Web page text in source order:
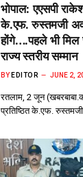
भोपाल: एएसपी
के.एफ. रुस्तमजी
होंगे….पहले भी मिल
राज्य स्तरीय सम्मान
BY EDITOR JUNE 2,
रतलाम, 2 जून
प्रतिष्ठित के.एफ.